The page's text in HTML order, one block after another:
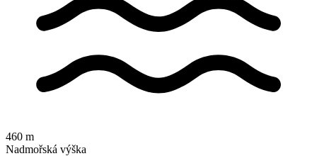
460 m
Nadmořská výška